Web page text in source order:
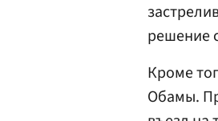
решение
Кроме
Обамы.